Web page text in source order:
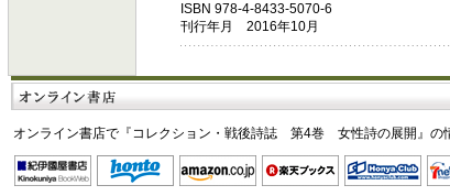
ISBN 978-4-8433-5070-6
刊行年月 2016年10月
オンライン書店で『コレクション・戦後詩誌 第4巻 女性詩の展開』の